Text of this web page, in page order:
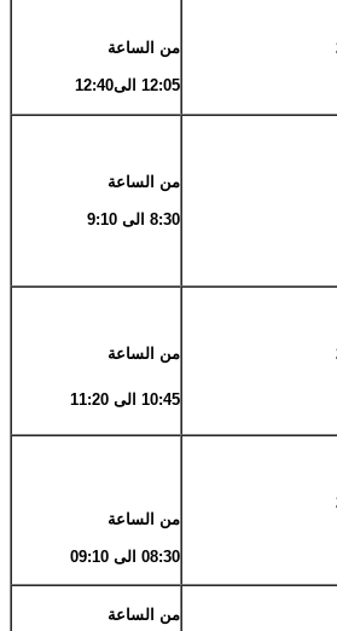
من الساعة
12:05 الى12:40
من الساعة
8:30 الى 9:10
من الساعة
10:45 الى 11:20
من الساعة
08:30 الى 09:10
من الساعة